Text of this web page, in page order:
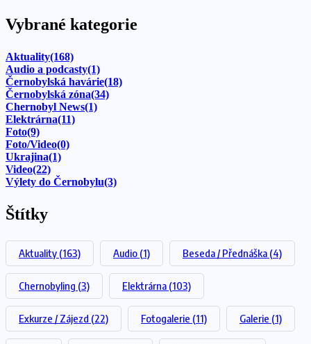
Vybrané kategorie
Aktuality(168)
Audio a podcasty(1)
Černobylská havárie(18)
Černobylská zóna(34)
Chernobyl News(1)
Elektrárna(11)
Foto(9)
Foto/Video(0)
Ukrajina(1)
Video(22)
Výlety do Černobylu(3)
Štítky
Aktuality (163) Audio (1) Beseda / Přednáška (4)
Chernobyling (3) Elektrárna (103)
Exkurze / Zájezd (22) Fotogalerie (11) Galerie (1)